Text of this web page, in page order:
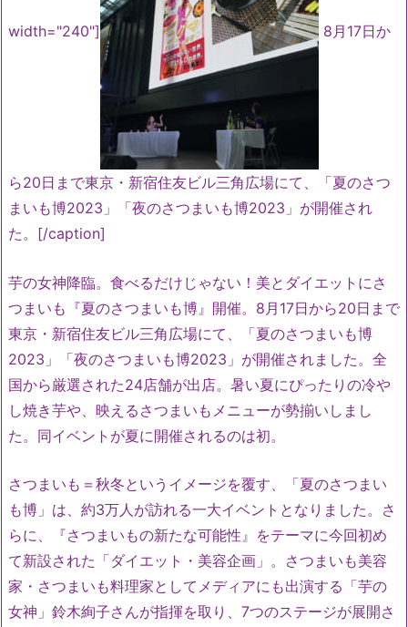
width="240"] 8月17日か
ら20日まで東京・新宿住友ビル三角広場にて、「夏のさつ
まいも博2023」「夜のさつまいも博2023」が開催され
た。[/caption]
芋の女神降臨。食べるだけじゃない！美とダイエットにさ
つまいも『夏のさつまいも博』開催。8月17日から20日まで
東京・新宿住友ビル三角広場にて、「夏のさつまいも博
2023」「夜のさつまいも博2023」が開催されました。全
国から厳選された24店舗が出店。暑い夏にぴったりの冷や
し焼き芋や、映えるさつまいもメニューが勢揃いしまし
た。同イベントが夏に開催されるのは初。
さつまいも＝秋冬というイメージを覆す、「夏のさつまい
も博」は、約3万人が訪れる一大イベントとなりました。さ
らに、『さつまいもの新たな可能性』をテーマに今回初め
て新設された「ダイエット・美容企画」。さつまいも美容
家・さつまいも料理家としてメディアにも出演する「芋の
女神」鈴木絢子さんが指揮を取り、7つのステージが展開さ